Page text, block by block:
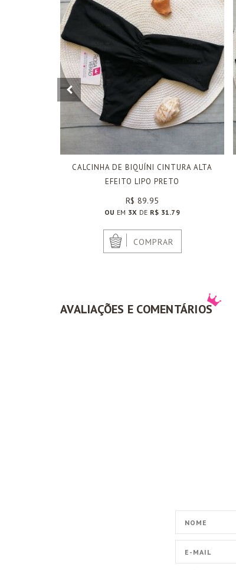
CALCINHA DE BIQUÍNI CINTURA ALTA
EFEITO LIPO PRETO
R$ 89.95
OU EM 3X DE R$ 31.79
COMPRAR
AVALIAÇÕES E COMENTÁRIOS